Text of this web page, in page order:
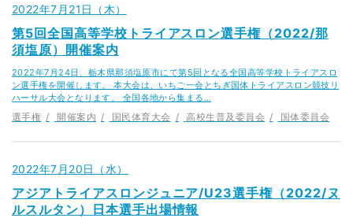
2022年7月21日（木）
第5回全国高等学校トライアスロン選手権（2022/那
須塩原）開催案内
2022年7月24日、栃木県那須塩原市にて第5回となる全国高等学校トライアスロ
ン選手権を開催します。 本大会は、いちご一会とちぎ国体トライアスロン競技リ
ハーサル大会となります。 全国各地から集まる…
選手権 開催案内 国民体育大会 高校生普及委員会 国体委員会
2022年7月20日（水）
アジアトライアスロンジュニア/U23選手権（2022/ヌ
ルスルタン）日本選手出場情報